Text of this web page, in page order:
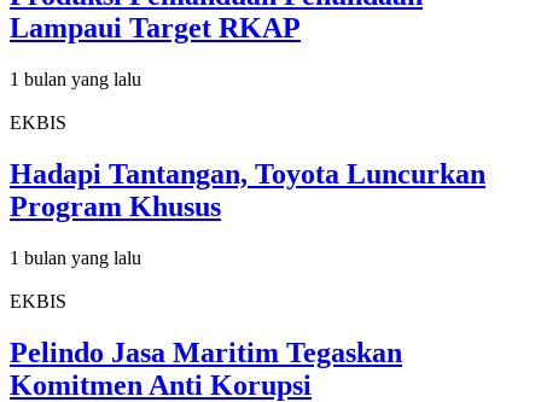
Lampaui Target RKAP
1 bulan yang lalu
EKBIS
Hadapi Tantangan, Toyota Luncurkan
Program Khusus
1 bulan yang lalu
EKBIS
Pelindo Jasa Maritim Tegaskan
Komitmen Anti Korupsi